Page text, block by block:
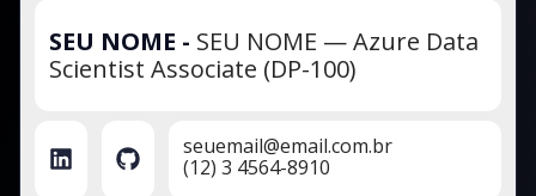
SEU NOME - SEU NOME — Azure Data
Scientist Associate (DP-100)
seuemail@email.com.br
(12) 3 4564-8910